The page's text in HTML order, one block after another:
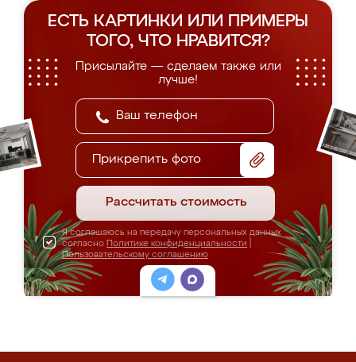
ЕСТЬ КАРТИНКИ ИЛИ ПРИМЕРЫ
ТОГО, ЧТО НРАВИТСЯ?
Присылайте — сделаем также или
лучше!
Прикрепить фото
Рассчитать стоимость
Я соглашаюсь на передачу персональных данных
согласно Политике конфиденциальности
Пользовательскому соглашению